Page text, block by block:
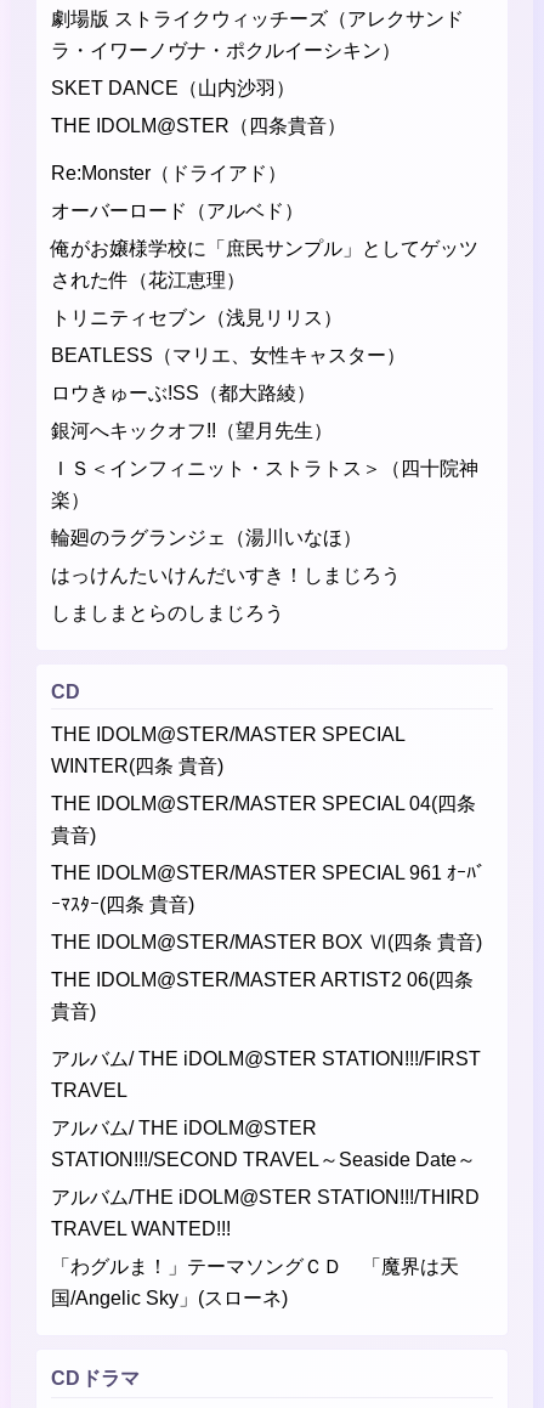
劇場版 ストライクウィッチーズ（アレクサンド
ラ・イワーノヴナ・ポクルイーシキン）
SKET DANCE（山内沙羽）
THE IDOLM@STER（四条貴音）
Re:Monster（ドライアド）
オーバーロード（アルベド）
俺がお嬢様学校に「庶民サンプル」としてゲッツ
された件（花江恵理）
トリニティセブン（浅見リリス）
BEATLESS（マリエ、女性キャスター）
ロウきゅーぶ!SS（都大路綾）
銀河へキックオフ!!（望月先生）
ＩＳ＜インフィニット・ストラトス＞（四十院神
楽）
輪廻のラグランジェ（湯川いなほ）
はっけんたいけんだいすき！しまじろう
しましまとらのしまじろう
CD
THE IDOLM@STER/MASTER SPECIAL
WINTER(四条 貴音)
THE IDOLM@STER/MASTER SPECIAL 04(四条
貴音)
THE IDOLM@STER/MASTER SPECIAL 961 ｵｰﾊﾞ
ｰﾏｽﾀｰ(四条 貴音)
THE IDOLM@STER/MASTER BOX Ⅵ(四条 貴音)
THE IDOLM@STER/MASTER ARTIST2 06(四条
貴音)
アルバム/ THE iDOLM@STER STATION!!!/FIRST
TRAVEL
アルバム/ THE iDOLM@STER
STATION!!!/SECOND TRAVEL～Seaside Date～
アルバム/THE iDOLM@STER STATION!!!/THIRD
TRAVEL WANTED!!!
「わグルま！」テーマソングＣＤ 「魔界は天
国/Angelic Sky」(スローネ)
CDドラマ